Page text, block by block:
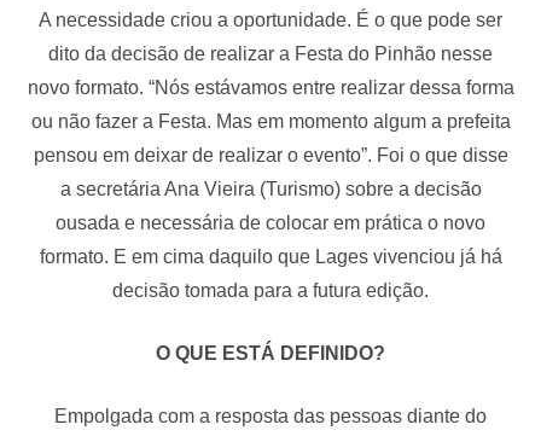
A necessidade criou a oportunidade. É o que pode ser
dito da decisão de realizar a Festa do Pinhão nesse
novo formato. “Nós estávamos entre realizar dessa forma
ou não fazer a Festa. Mas em momento algum a prefeita
pensou em deixar de realizar o evento”. Foi o que disse
a secretária Ana Vieira (Turismo) sobre a decisão
ousada e necessária de colocar em prática o novo
formato. E em cima daquilo que Lages vivenciou já há
decisão tomada para a futura edição.
O QUE ESTÁ DEFINIDO?
Empolgada com a resposta das pessoas diante do